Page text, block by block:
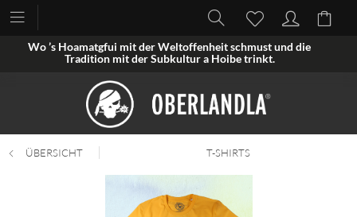
Wo ’s Hoamatgfui mit der Weltoffenheit schmust und die
Tradition mit der Subkultur a Hoibe trinkt.
ÜBERSICHT T-SHIRTS